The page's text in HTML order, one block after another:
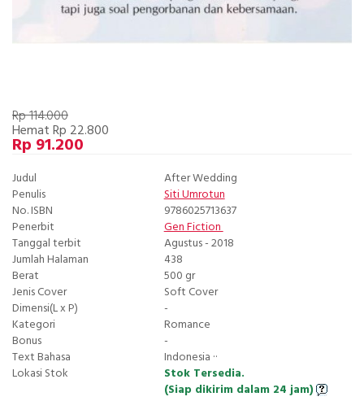
Rp 114.000
Hemat Rp 22.800
Rp 91.200
Judul
After Wedding
Penulis
Siti Umrotun
No. ISBN
9786025713637
Penerbit
Gen Fiction
Tanggal terbit
Agustus - 2018
Jumlah Halaman
438
Berat
500 gr
Jenis Cover
Soft Cover
Dimensi(L x P)
-
Kategori
Romance
Bonus
-
Text Bahasa
Indonesia ··
Lokasi Stok
Stok Tersedia.
(Siap dikirim dalam 24 jam)